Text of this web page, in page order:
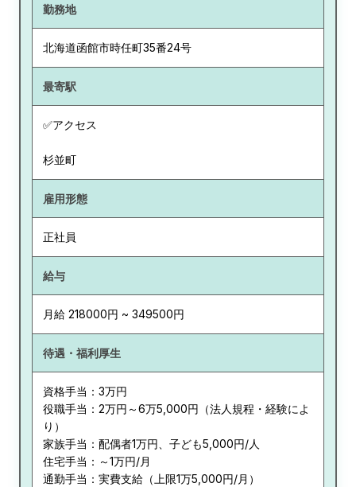
勤務地
北海道函館市時任町35番24号
最寄駅
✅アクセス
杉並町
雇用形態
正社員
給与
月給 218000円 ~ 349500円
待遇・福利厚生
資格手当：3万円
役職手当：2万円～6万5,000円（法人規程・経験によ
り）
家族手当：配偶者1万円、子ども5,000円/人
住宅手当：～1万円/月
通勤手当：実費支給（上限1万5,000円/月）